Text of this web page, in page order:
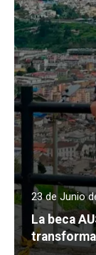
23 de Junio
La beca